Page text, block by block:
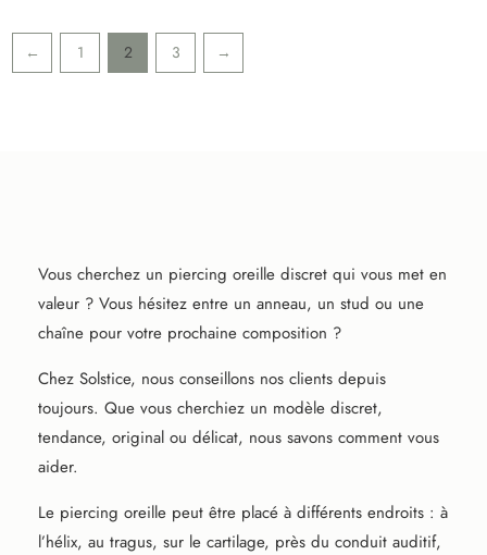
peuvent
← 1 2 3 →
Vous cherchez un piercing oreille discret qui vous met en
valeur ? Vous hésitez entre un anneau, un stud ou une
chaîne pour votre prochaine composition ?
Chez Solstice, nous conseillons nos clients depuis
toujours. Que vous cherchiez un modèle discret,
tendance, original ou délicat, nous savons comment vous
aider.
Le piercing oreille peut être placé à différents endroits : à
l’hélix, au tragus, sur le cartilage, près du conduit auditif,